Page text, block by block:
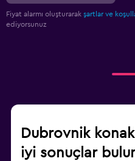
Fiyat alarmı oluşturarak şartlar ve
ediyorsunuz
Dubrovnik
iyi sonuçlar